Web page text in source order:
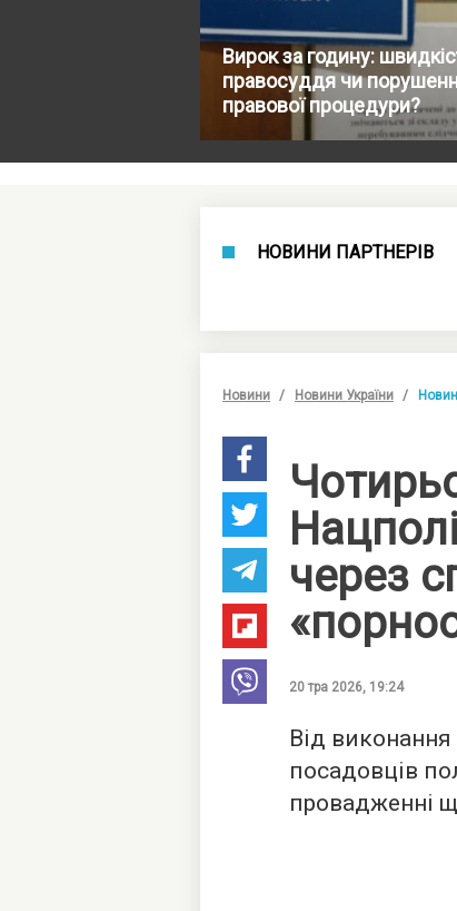
Вирок за годину:
правосуддя чи
правової процедури?
НОВИНИ ПАРТНЕРІВ
Новини Новини України
через
20 тра 2026, 19:24
Від виконання
посадовців
провадженні